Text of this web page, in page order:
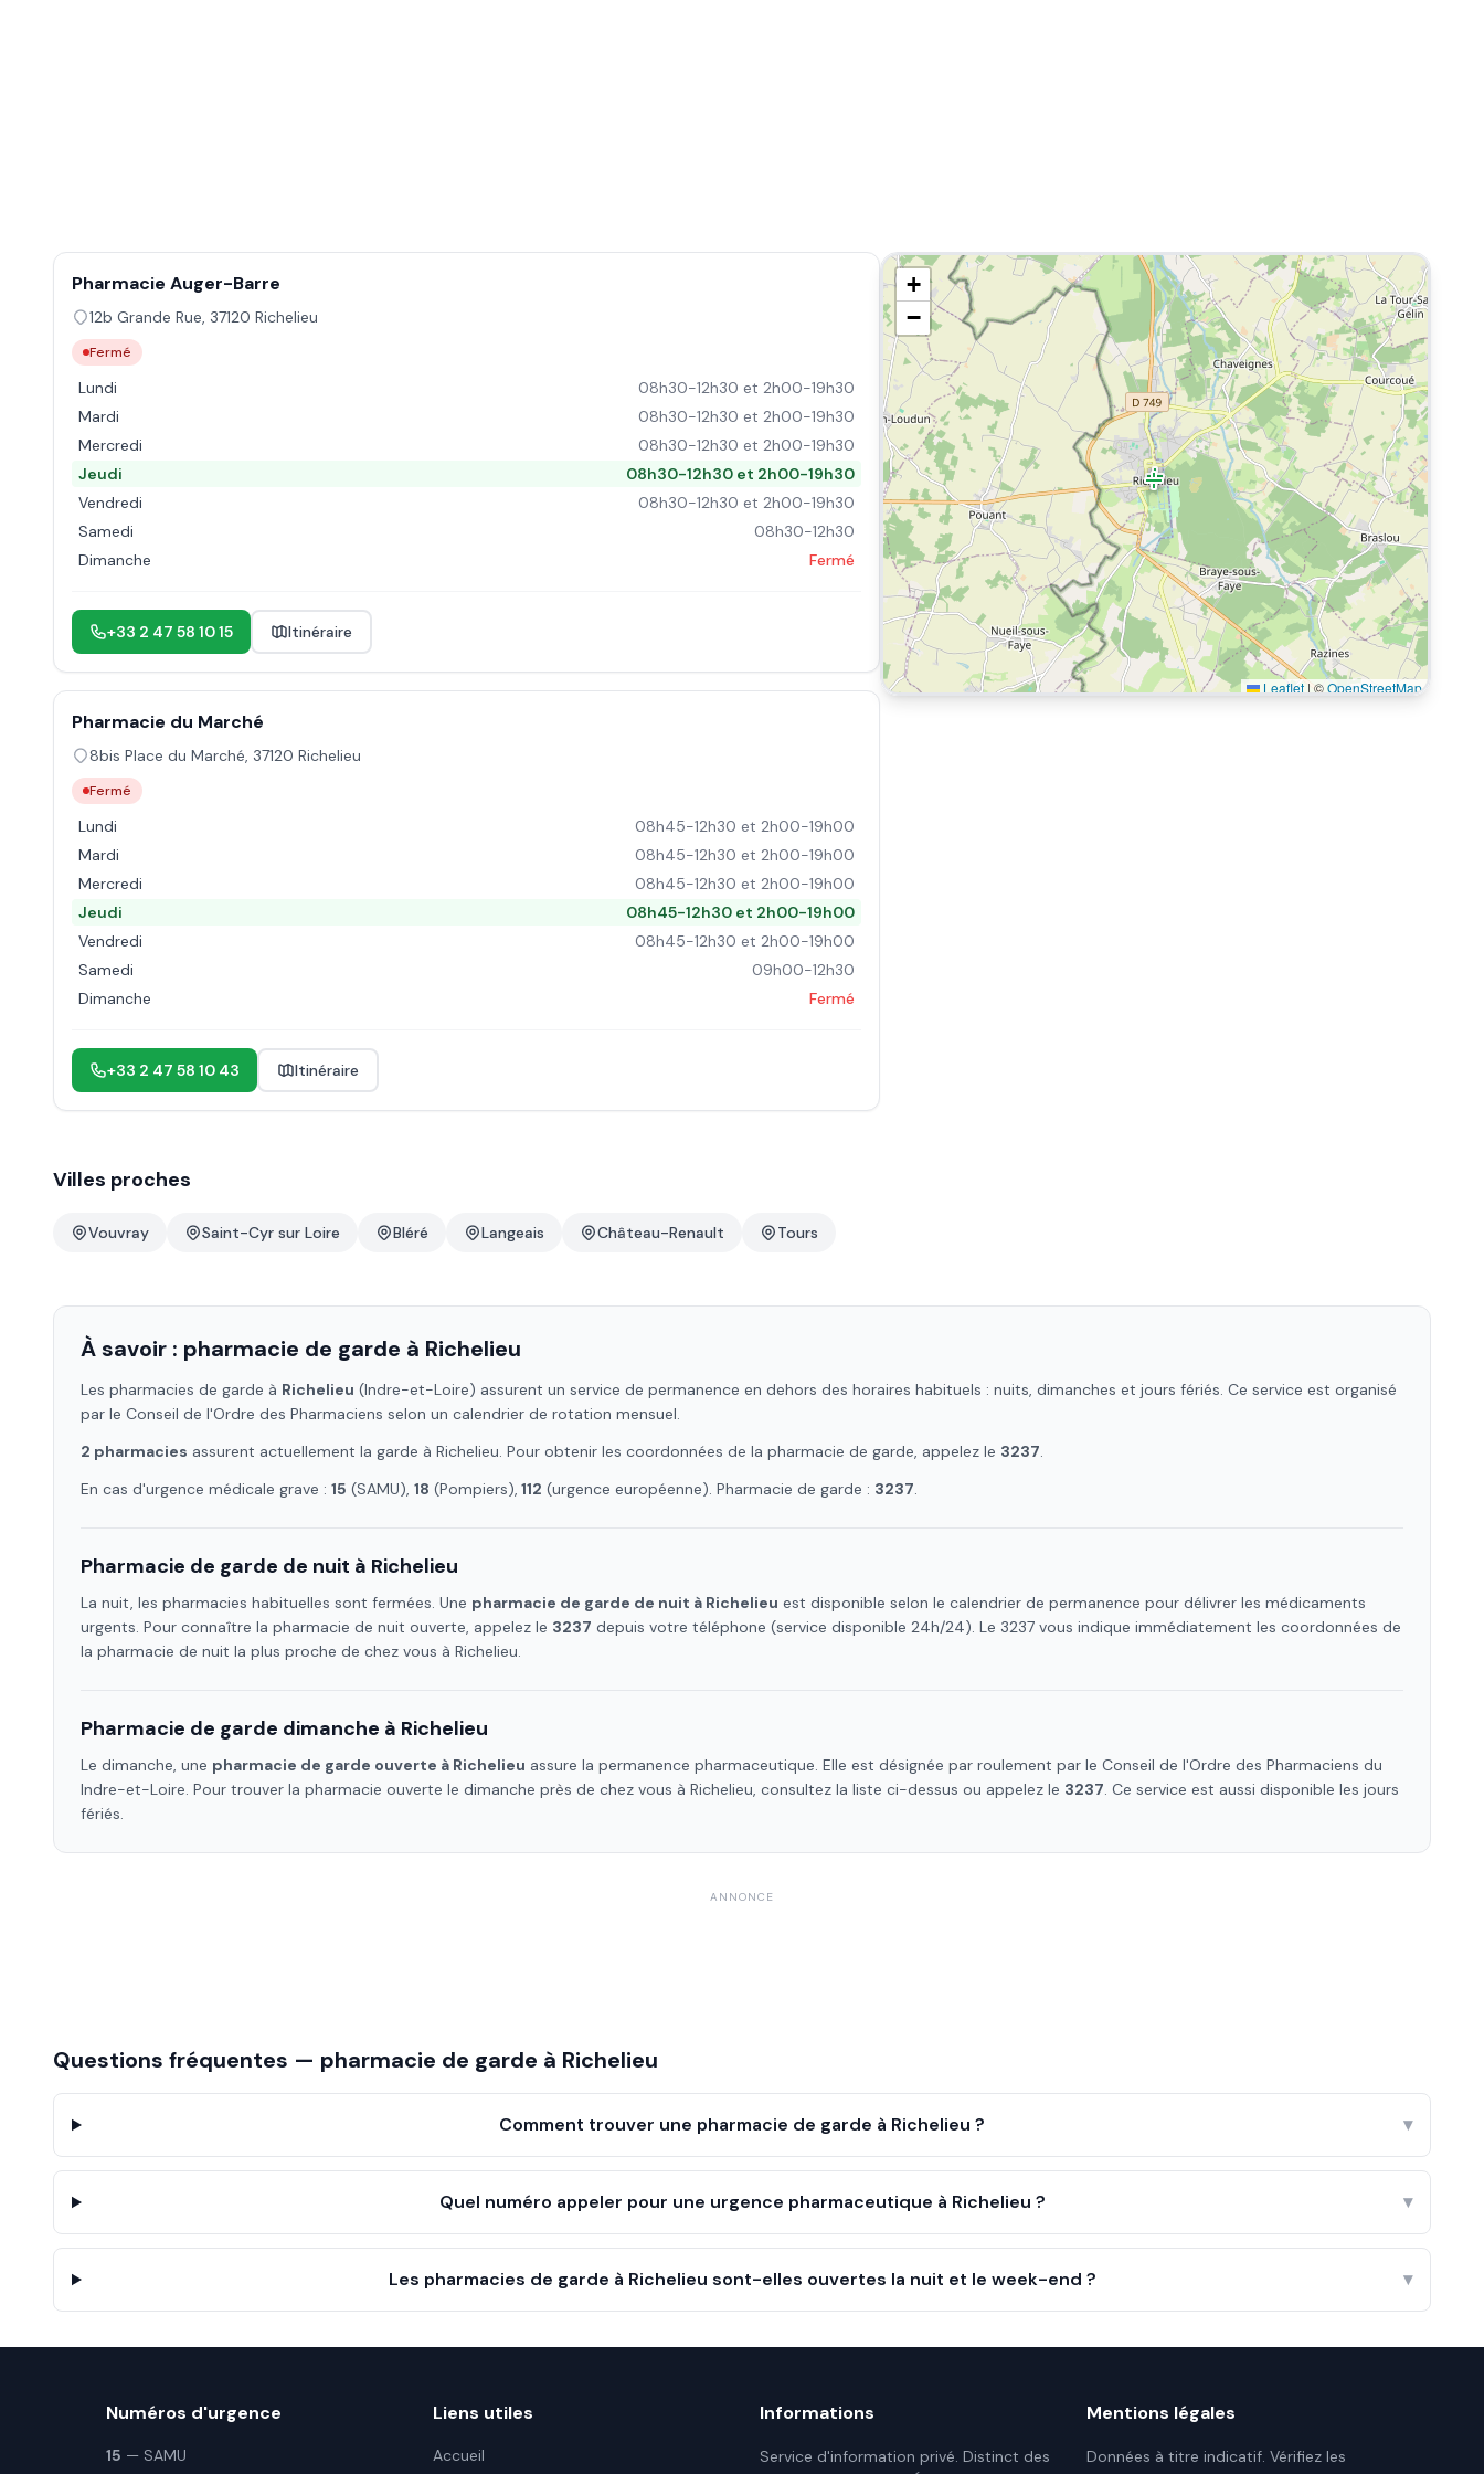
Pharmacie Auger-Barre
12b Grande Rue, 37120 Richelieu
Fermé
Lundi
08h30-12h30 et 2h00-19h30
Mardi
08h30-12h30 et 2h00-19h30
Mercredi
08h30-12h30 et 2h00-19h30
Jeudi
08h30-12h30 et 2h00-19h30
Vendredi
08h30-12h30 et 2h00-19h30
Samedi
08h30-12h30
Dimanche
Fermé
+33 2 47 58 10 15 Itinéraire
Pharmacie du Marché
8bis Place du Marché, 37120 Richelieu
Fermé
Lundi
08h45-12h30 et 2h00-19h00
Mardi
08h45-12h30 et 2h00-19h00
Mercredi
08h45-12h30 et 2h00-19h00
Jeudi
08h45-12h30 et 2h00-19h00
Vendredi
08h45-12h30 et 2h00-19h00
Samedi
09h00-12h30
Dimanche
Fermé
+33 2 47 58 10 43 Itinéraire
+
−
Leaflet | ©OpenStreetMap
Villes proches
Vouvray Saint-Cyr sur Loire Bléré Langeais Château-Renault Tours
À savoir : pharmacie de garde à Richelieu
Les pharmacies de garde à Richelieu (Indre-et-Loire) assurent un service de permanence en dehors des horaires habituels : nuits, dimanches et jours fériés. Ce service est organisé
par le Conseil de l'Ordre des Pharmaciens selon un calendrier de rotation mensuel.
2 pharmacies assurent actuellement la garde à Richelieu. Pour obtenir les coordonnées de la pharmacie de garde, appelez le 3237.
En cas d'urgence médicale grave : 15 (SAMU), 18 (Pompiers), 112 (urgence européenne). Pharmacie de garde : 3237.
Pharmacie de garde de nuit à Richelieu
La nuit, les pharmacies habituelles sont fermées. Une pharmacie de garde de nuit à Richelieu est disponible selon le calendrier de permanence pour délivrer les médicaments
urgents. Pour connaître la pharmacie de nuit ouverte, appelez le 3237 depuis votre téléphone (service disponible 24h/24). Le 3237 vous indique immédiatement les coordonnées de
la pharmacie de nuit la plus proche de chez vous à Richelieu.
Pharmacie de garde dimanche à Richelieu
Le dimanche, une pharmacie de garde ouverte à Richelieu assure la permanence pharmaceutique. Elle est désignée par roulement par le Conseil de l'Ordre des Pharmaciens du
Indre-et-Loire. Pour trouver la pharmacie ouverte le dimanche près de chez vous à Richelieu, consultez la liste ci-dessus ou appelez le 3237. Ce service est aussi disponible les jours
fériés.
ANNONCE
Questions fréquentes — pharmacie de garde à Richelieu
Comment trouver une pharmacie de garde à Richelieu ? ▾
Quel numéro appeler pour une urgence pharmaceutique à Richelieu ? ▾
Les pharmacies de garde à Richelieu sont-elles ouvertes la nuit et le week-end ? ▾
Numéros d'urgence
15 — SAMU
Liens utiles
Accueil
Informations
Service d'information privé. Distinct des
Mentions légales
Données à titre indicatif. Vérifiez les